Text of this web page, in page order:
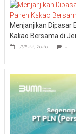
Menjanjikan Dipasar
Kakao Bersama di
Juli 22, 2020 0